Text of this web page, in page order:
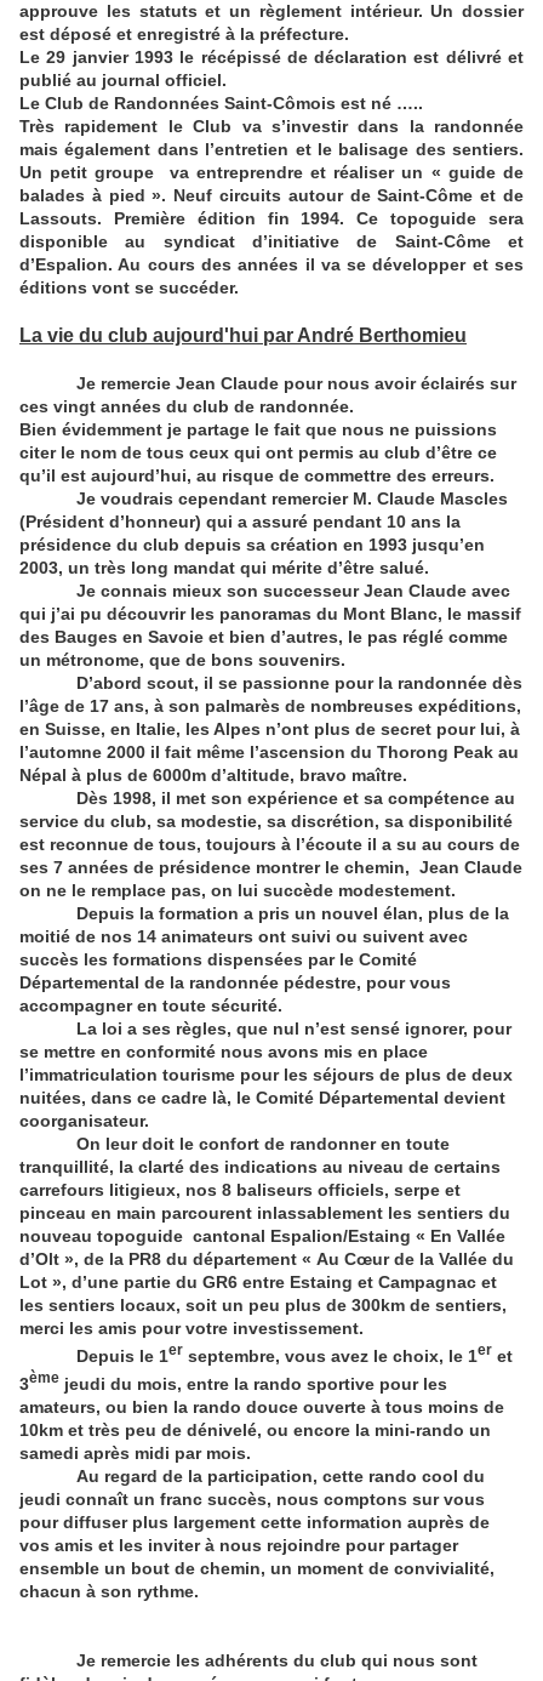
approuve les statuts et un règlement intérieur. Un dossier
est déposé et enregistré à la préfecture.
Le 29 janvier 1993 le récépissé de déclaration est délivré et
publié au journal officiel.
Le Club de Randonnées Saint-Cômois est né …..
Très rapidement le Club va s’investir dans la randonnée
mais également dans l’entretien et le balisage des sentiers.
Un petit groupe va entreprendre et réaliser un « guide de
balades à pied ». Neuf circuits autour de Saint-Côme et de
Lassouts. Première édition fin 1994. Ce topoguide sera
disponible au syndicat d’initiative de Saint-Côme et
d’Espalion. Au cours des années il va se développer et ses
éditions vont se succéder.
La vie du club aujourd'hui par André Berthomieu
Je remercie Jean Claude pour nous avoir éclairés sur
ces vingt années du club de randonnée.
Bien évidemment je partage le fait que nous ne puissions
citer le nom de tous ceux qui ont permis au club d’être ce
qu’il est aujourd’hui, au risque de commettre des erreurs.
Je voudrais cependant remercier M. Claude Mascles
(Président d’honneur) qui a assuré pendant 10 ans la
présidence du club depuis sa création en 1993 jusqu’en
2003, un très long mandat qui mérite d’être salué.
Je connais mieux son successeur Jean Claude avec
qui j’ai pu découvrir les panoramas du Mont Blanc, le massif
des Bauges en Savoie et bien d’autres, le pas réglé comme
un métronome, que de bons souvenirs.
D’abord scout, il se passionne pour la randonnée dès
l’âge de 17 ans, à son palmarès de nombreuses expéditions,
en Suisse, en Italie, les Alpes n’ont plus de secret pour lui, à
l’automne 2000 il fait même l’ascension du Thorong Peak au
Népal à plus de 6000m d’altitude, bravo maître.
Dès 1998, il met son expérience et sa compétence au
service du club, sa modestie, sa discrétion, sa disponibilité
est reconnue de tous, toujours à l’écoute il a su au cours de
ses 7 années de présidence montrer le chemin, Jean Claude
on ne le remplace pas, on lui succède modestement.
Depuis la formation a pris un nouvel élan, plus de la
moitié de nos 14 animateurs ont suivi ou suivent avec
succès les formations dispensées par le Comité
Départemental de la randonnée pédestre, pour vous
accompagner en toute sécurité.
La loi a ses règles, que nul n’est sensé ignorer, pour
se mettre en conformité nous avons mis en place
l’immatriculation tourisme pour les séjours de plus de deux
nuitées, dans ce cadre là, le Comité Départemental devient
coorganisateur.
On leur doit le confort de randonner en toute
tranquillité, la clarté des indications au niveau de certains
carrefours litigieux, nos 8 baliseurs officiels, serpe et
pinceau en main parcourent inlassablement les sentiers du
nouveau topoguide cantonal Espalion/Estaing « En Vallée
d’Olt », de la PR8 du département « Au Cœur de la Vallée du
Lot », d’une partie du GR6 entre Estaing et Campagnac et
les sentiers locaux, soit un peu plus de 300km de sentiers,
merci les amis pour votre investissement.
Depuis le 1er septembre, vous avez le choix, le 1er et
3ème jeudi du mois, entre la rando sportive pour les
amateurs, ou bien la rando douce ouverte à tous moins de
10km et très peu de dénivelé, ou encore la mini-rando un
samedi après midi par mois.
Au regard de la participation, cette rando cool du
jeudi connaît un franc succès, nous comptons sur vous
pour diffuser plus largement cette information auprès de
vos amis et les inviter à nous rejoindre pour partager
ensemble un bout de chemin, un moment de convivialité,
chacun à son rythme.
Je remercie les adhérents du club qui nous sont